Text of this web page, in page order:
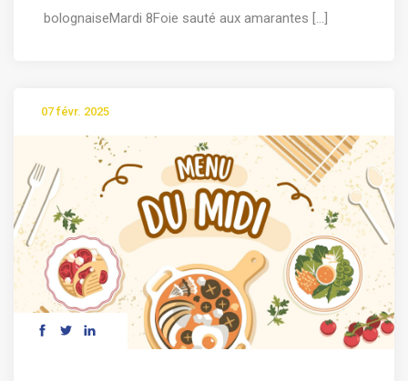
bolognaiseMardi 8Foie sauté aux amarantes [...]
07 févr. 2025